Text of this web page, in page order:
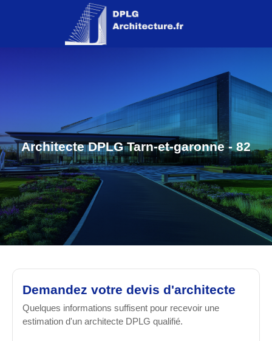
Architecte DPLG Tarn-et-garonne - 82
Demandez votre devis d'architecte
Quelques informations suffisent pour recevoir une
estimation d'un architecte DPLG qualifié.